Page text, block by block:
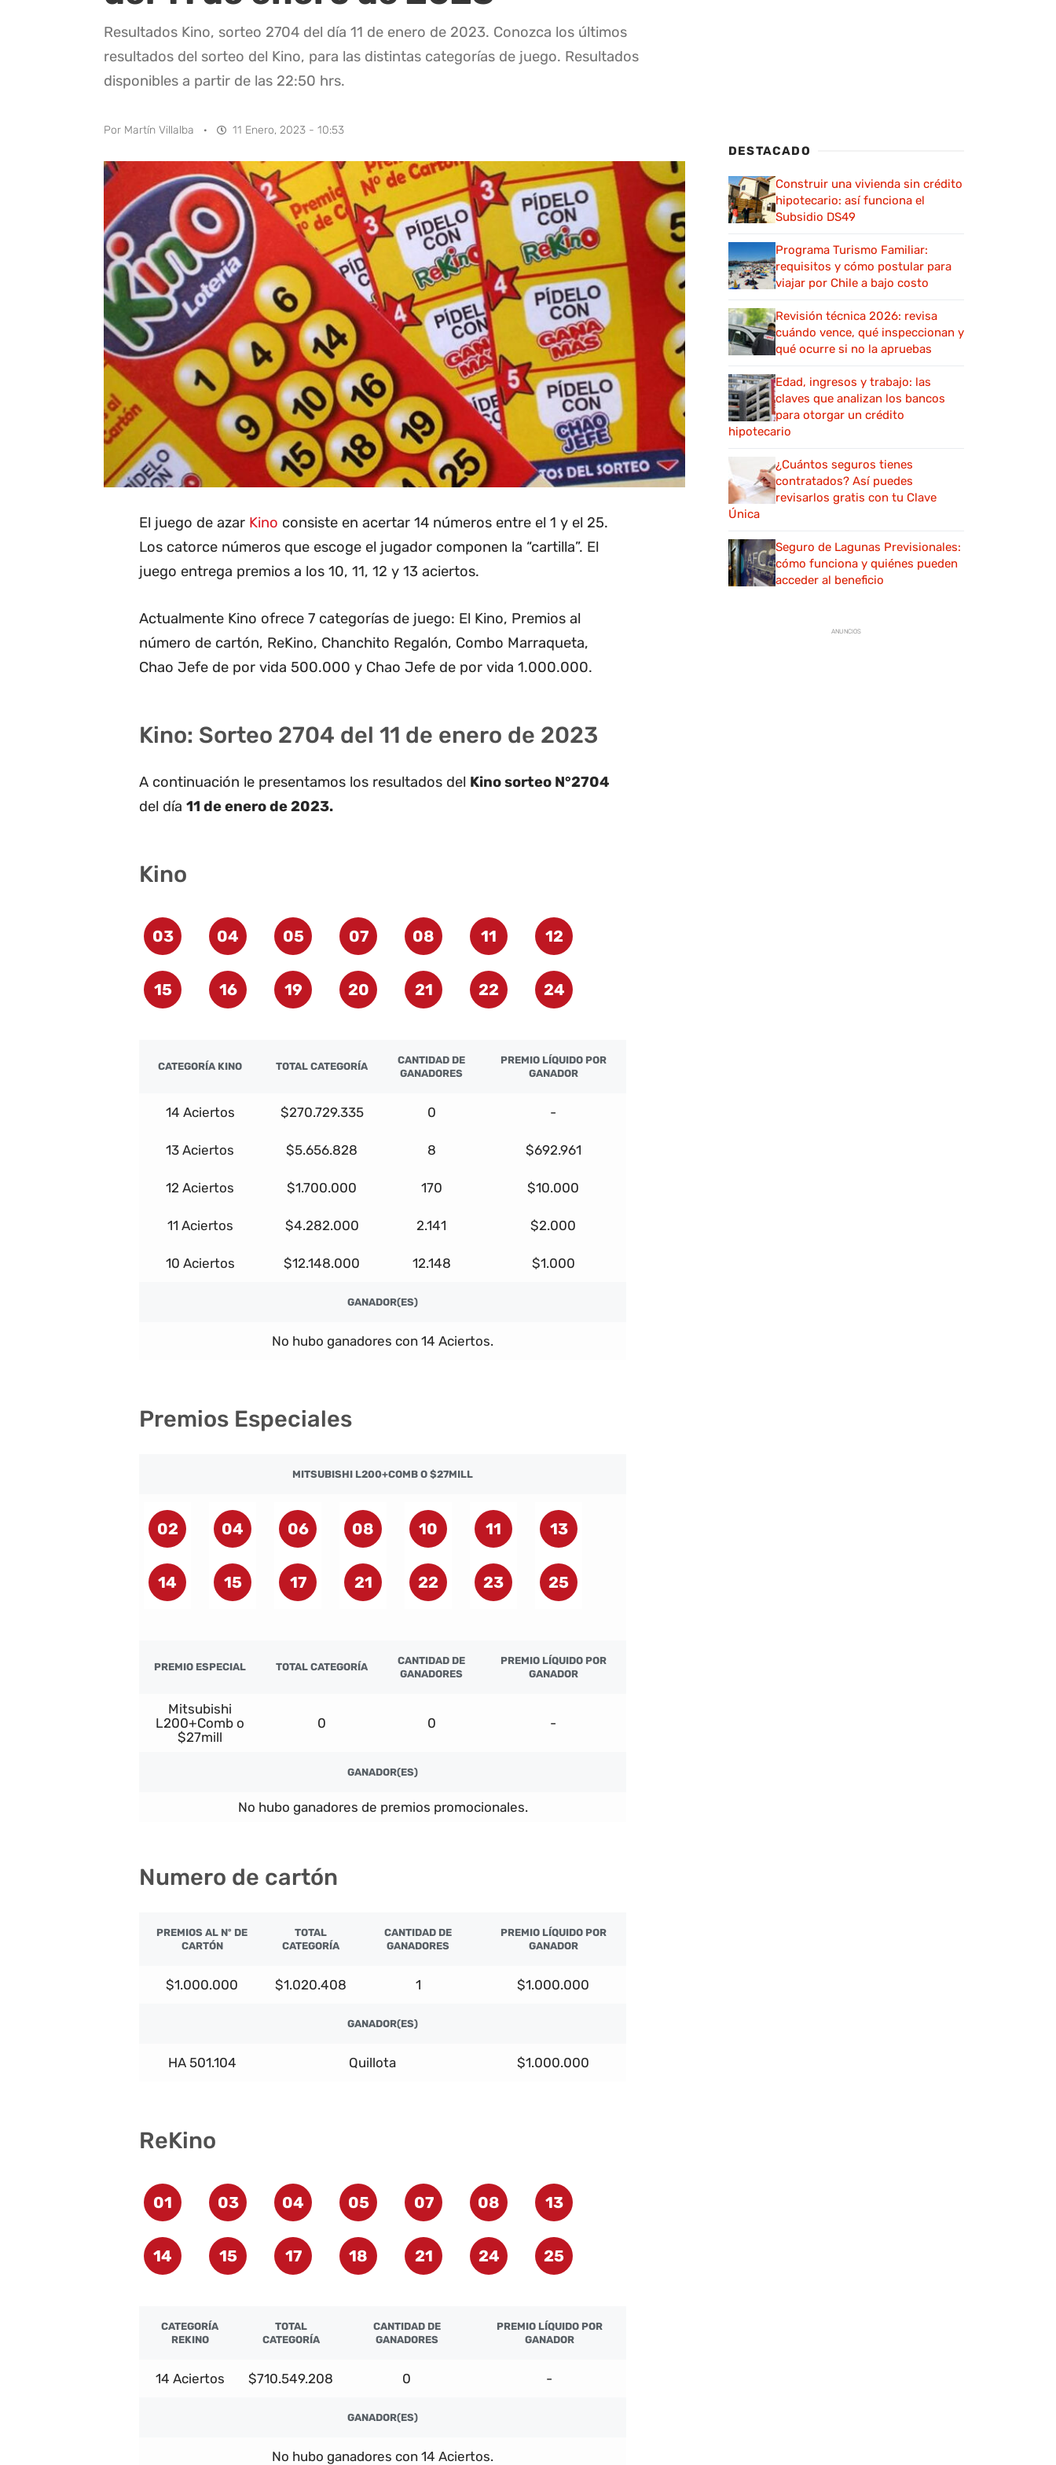
Resultados Kino, sorteo 2704 del día 11 de enero de 2023. Conozca los últimos
resultados del sorteo del Kino, para las distintas categorías de juego. Resultados
disponibles a partir de las 22:50 hrs.
Por Martín Villalba · 11 Enero, 2023 - 10:53
El juego de azar Kino consiste en acertar 14 números entre el 1 y el 25.
Los catorce números que escoge el jugador componen la “cartilla”. El
juego entrega premios a los 10, 11, 12 y 13 aciertos.
Actualmente Kino ofrece 7 categorías de juego: El Kino, Premios al
número de cartón, ReKino, Chanchito Regalón, Combo Marraqueta,
Chao Jefe de por vida 500.000 y Chao Jefe de por vida 1.000.000.
Kino: Sorteo 2704 del 11 de enero de 2023
A continuación le presentamos los resultados del Kino sorteo N°2704
del día 11 de enero de 2023.
Kino
03 04 05 07 08 11 12
15 16 19 20 21 22 24
CATEGORÍA KINO TOTAL CATEGORÍA
CANTIDAD DE
GANADORES
PREMIO LÍQUIDO POR
GANADOR
14 Aciertos $270.729.335 0 -
13 Aciertos $5.656.828 8 $692.961
12 Aciertos $1.700.000 170 $10.000
11 Aciertos $4.282.000 2.141 $2.000
10 Aciertos $12.148.000 12.148 $1.000
GANADOR(ES)
No hubo ganadores con 14 Aciertos.
Premios Especiales
MITSUBISHI L200+COMB O $27MILL
02 04 06 08 10 11 13
14 15 17 21 22 23 25
PREMIO ESPECIAL TOTAL CATEGORÍA
CANTIDAD DE
GANADORES
PREMIO LÍQUIDO POR
GANADOR
Mitsubishi
L200+Comb o
$27mill
0 0 -
GANADOR(ES)
No hubo ganadores de premios promocionales.
Numero de cartón
PREMIOS AL Nº DE
CARTÓN
TOTAL
CATEGORÍA
CANTIDAD DE
GANADORES
PREMIO LÍQUIDO POR
GANADOR
$1.000.000 $1.020.408 1 $1.000.000
GANADOR(ES)
HA 501.104 Quillota $1.000.000
ReKino
01 03 04 05 07 08 13
14 15 17 18 21 24 25
CATEGORÍA
REKINO
TOTAL
CATEGORÍA
CANTIDAD DE
GANADORES
PREMIO LÍQUIDO POR
GANADOR
14 Aciertos $710.549.208 0 -
GANADOR(ES)
No hubo ganadores con 14 Aciertos.
DESTACADO
Construir una vivienda sin crédito
hipotecario: así funciona el
Subsidio DS49
Programa Turismo Familiar:
requisitos y cómo postular para
viajar por Chile a bajo costo
Revisión técnica 2026: revisa
cuándo vence, qué inspeccionan y
qué ocurre si no la apruebas
Edad, ingresos y trabajo: las
claves que analizan los bancos
para otorgar un crédito
hipotecario
¿Cuántos seguros tienes
contratados? Así puedes
revisarlos gratis con tu Clave
Única
Seguro de Lagunas Previsionales:
cómo funciona y quiénes pueden
acceder al beneficio
ANUNCIOS